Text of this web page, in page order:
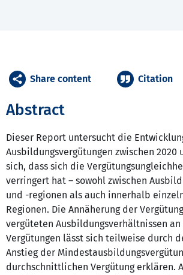
Abstract
Dieser Report untersucht die
Ausbildungsvergütungen zwischen 2020
sich, dass sich die
verringert hat – sowohl zwischen
und -regionen als auch innerhalb
Regionen. Die Annäherung der
vergüteten Ausbildungsverhältnissen
Vergütungen lässt sich teilweise durch
Anstieg der
durchschnittlichen Vergütung erklären.
Share content Citation